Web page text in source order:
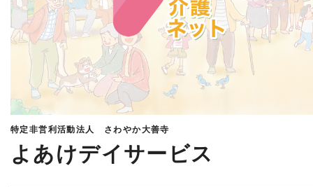
特定非営利活動法人 さわやか大善寺
よあけデイサービス